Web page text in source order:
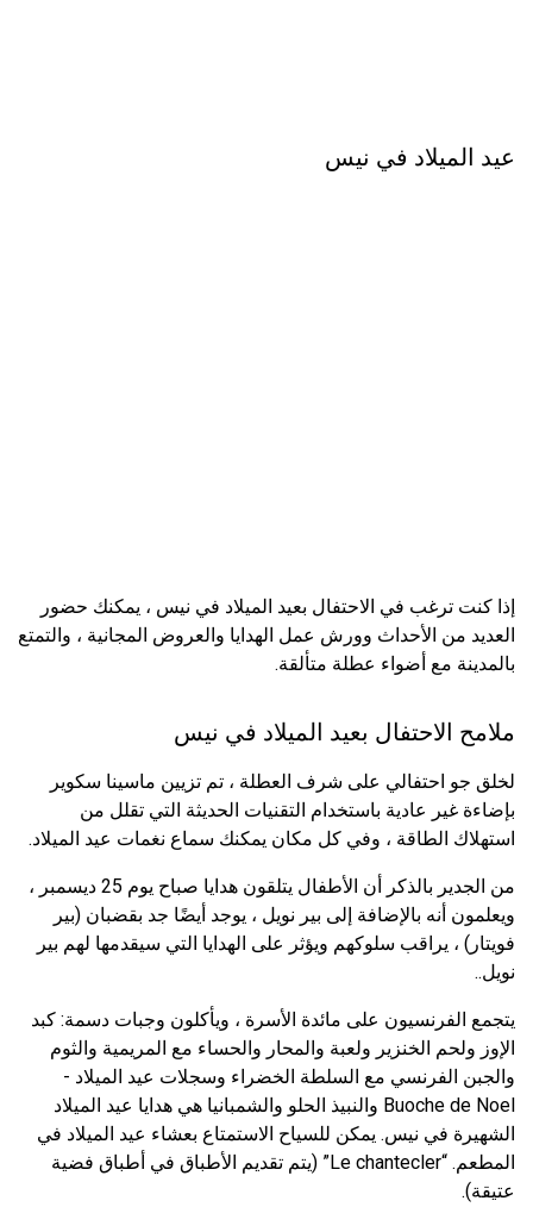
عيد الميلاد في نيس
إذا كنت ترغب في الاحتفال بعيد الميلاد في نيس ، يمكنك حضور
العديد من الأحداث وورش عمل الهدايا والعروض المجانية ، والتمتع
بالمدينة مع أضواء عطلة متألقة.
ملامح الاحتفال بعيد الميلاد في نيس
لخلق جو احتفالي على شرف العطلة ، تم تزيين ماسينا سكوير
بإضاءة غير عادية باستخدام التقنيات الحديثة التي تقلل من
استهلاك الطاقة ، وفي كل مكان يمكنك سماع نغمات عيد الميلاد.
من الجدير بالذكر أن الأطفال يتلقون هدايا صباح يوم 25 ديسمبر ،
ويعلمون أنه بالإضافة إلى بير نويل ، يوجد أيضًا جد بقضبان (بير
فويتار) ، يراقب سلوكهم ويؤثر على الهدايا التي سيقدمها لهم بير
نويل..
يتجمع الفرنسيون على مائدة الأسرة ، ويأكلون وجبات دسمة: كبد
الإوز ولحم الخنزير ولعبة والمحار والحساء مع المريمية والثوم
والجبن الفرنسي مع السلطة الخضراء وسجلات عيد الميلاد -
Buoche de Noel والنبيذ الحلو والشمبانيا هي هدايا عيد الميلاد
الشهيرة في نيس. يمكن للسياح الاستمتاع بعشاء عيد الميلاد في
المطعم. “Le chantecler” (يتم تقديم الأطباق في أطباق فضية
عتيقة).